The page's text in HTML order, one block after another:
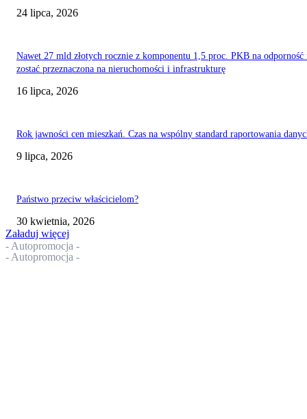
24 lipca, 2026
Nawet 27 mld złotych rocznie z komponentu 1,5 proc. PKB na odporność
zostać przeznaczona na nieruchomości i infrastrukturę
16 lipca, 2026
Rok jawności cen mieszkań. Czas na wspólny standard raportowania
9 lipca, 2026
Państwo przeciw właścicielom?
30 kwietnia, 2026
Załaduj więcej
- Autopromocja -
- Autopromocja -